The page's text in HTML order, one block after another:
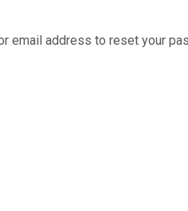
email address to reset your